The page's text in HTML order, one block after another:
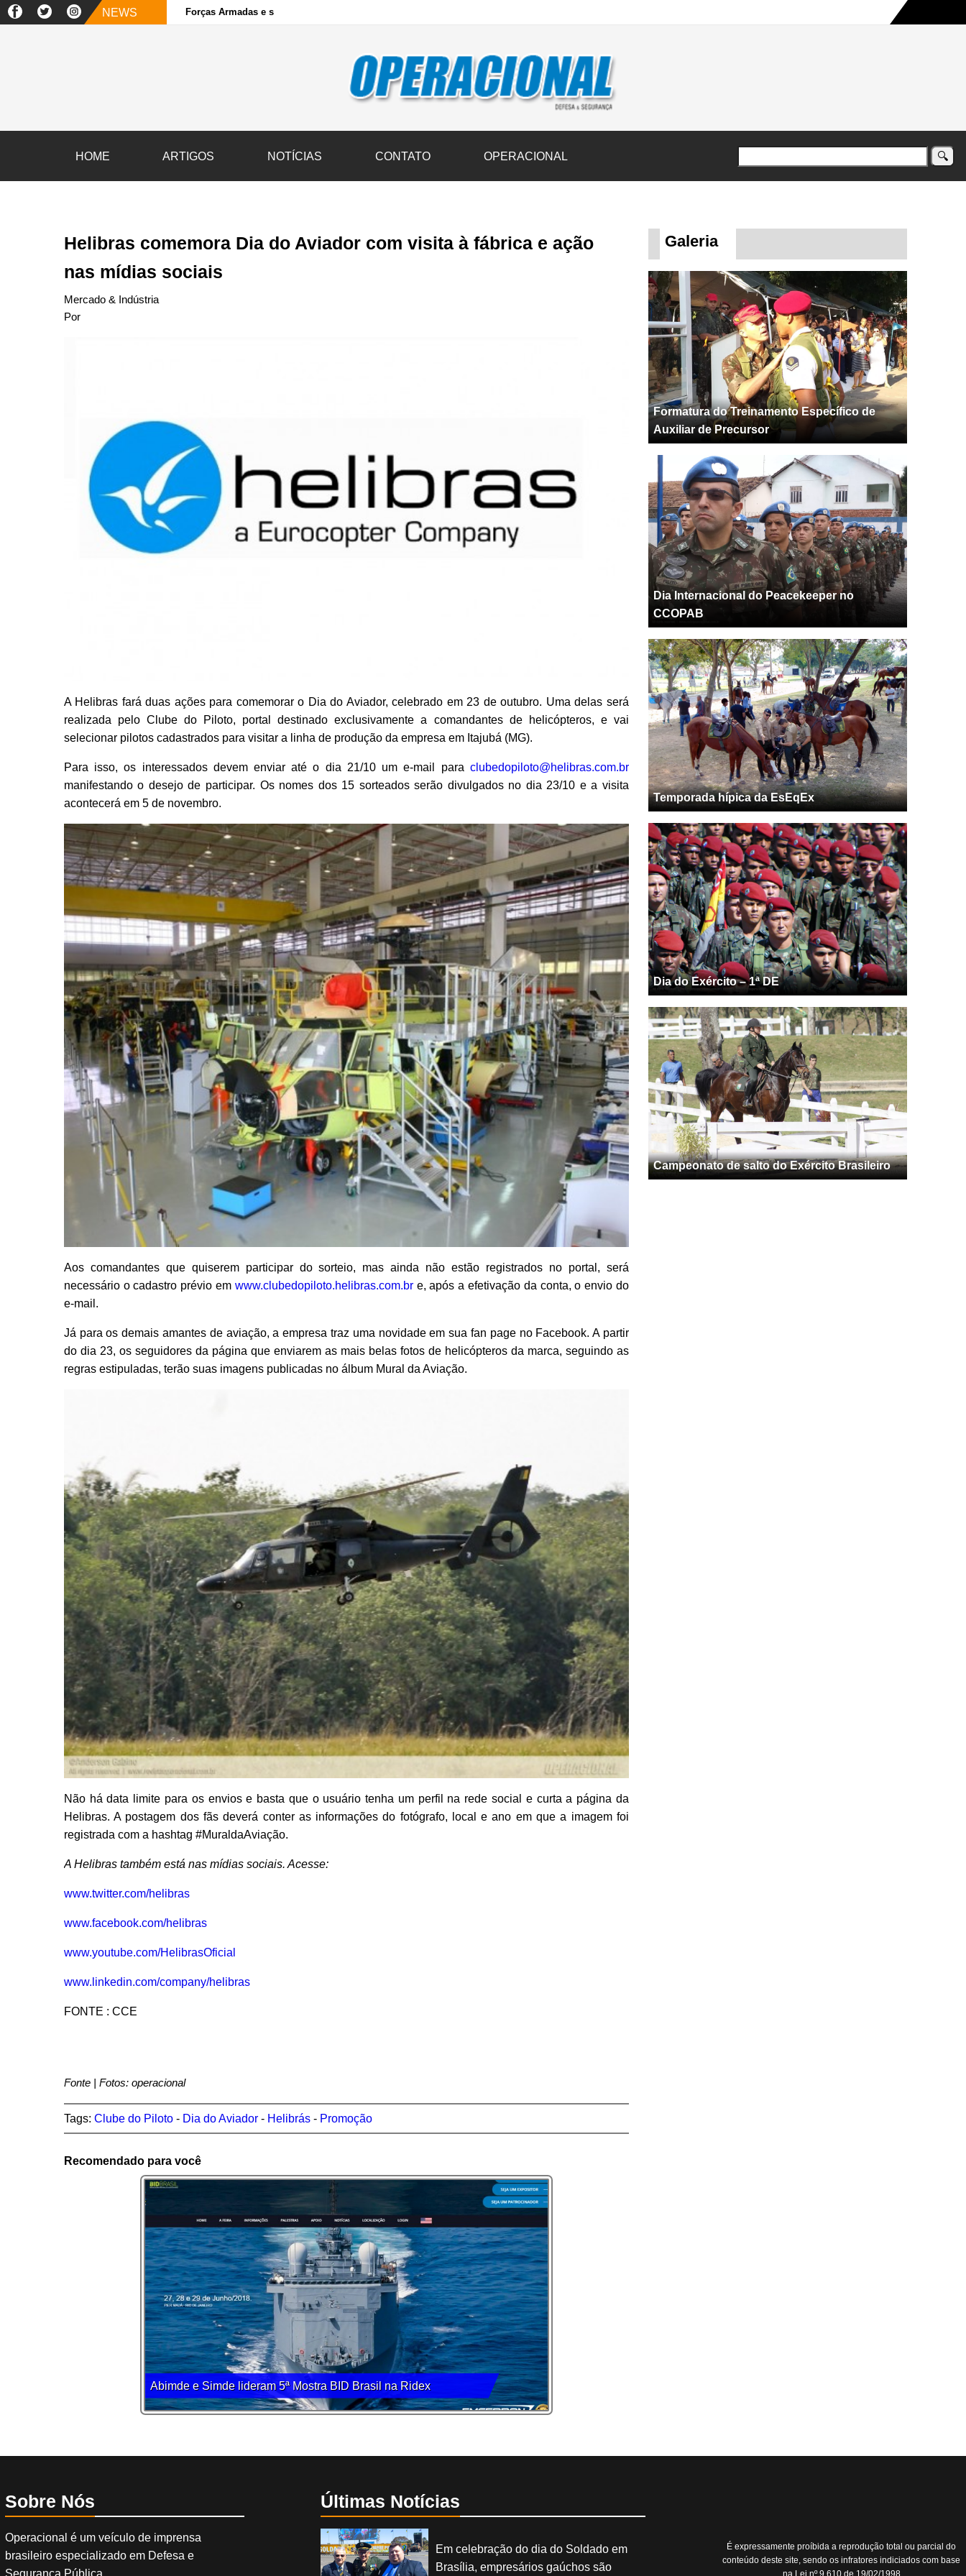
NEWS Forças Armadas e sociedade civil transportam 3,6 mil toneladas de donativos ao Rio Grande do Sul na maior campanha humanitária já registrada no país
HOME ARTIGOS NOTÍCIAS CONTATO OPERACIONAL
Helibras comemora Dia do Aviador com visita à fábrica e ação
nas mídias sociais
Mercado & Indústria
Por
A Helibras fará duas ações para comemorar o Dia do Aviador, celebrado em 23 de outubro. Uma delas será
realizada pelo Clube do Piloto, portal destinado exclusivamente a comandantes de helicópteros, e vai
selecionar pilotos cadastrados para visitar a linha de produção da empresa em Itajubá (MG).
Para isso, os interessados devem enviar até o dia 21/10 um e-mail para clubedopiloto@helibras.com.br
manifestando o desejo de participar. Os nomes dos 15 sorteados serão divulgados no dia 23/10 e a visita
acontecerá em 5 de novembro.
Aos comandantes que quiserem participar do sorteio, mas ainda não estão registrados no portal, será
necessário o cadastro prévio em www.clubedopiloto.helibras.com.bre, após a efetivação da conta, o envio do
e-mail.
Já para os demais amantes de aviação, a empresa traz uma novidade em sua fan page no Facebook. A partir
do dia 23, os seguidores da página que enviarem as mais belas fotos de helicópteros da marca, seguindo as
regras estipuladas, terão suas imagens publicadas no álbum Mural da Aviação.
Não há data limite para os envios e basta que o usuário tenha um perfil na rede social e curta a página da
Helibras. A postagem dos fãs deverá conter as informações do fotógrafo, local e ano em que a imagem foi
registrada com a hashtag #MuraldaAviação.
A Helibras também está nas mídias sociais. Acesse:
www.twitter.com/helibras
www.facebook.com/helibras
www.youtube.com/HelibrasOficial
www.linkedin.com/company/helibras
FONTE : CCE
Fonte | Fotos: operacional
Tags: Clube do Piloto- Dia do Aviador- Helibrás- Promoção
Recomendado para você
Abimde e Simde lideram 5ª Mostra BID Brasil na Ridex
Galeria
Formatura do Treinamento Específico de
Auxiliar de Precursor
Dia Internacional do Peacekeeper no
CCOPAB
Temporada hípica da EsEqEx
Dia do Exército – 1ª DE
Campeonato de salto do Exército Brasileiro
Sobre Nós
Operacional é um veículo de imprensa
brasileiro especializado em Defesa e
Segurança Pública.
Últimas Notícias
Em celebração do dia do Soldado em
Brasília, empresários gaúchos são
É expressamente proíbida a reprodução total ou parcial do
conteúdo deste site, sendo os infratores indiciados com base
na Lei nº 9.610 de 19/02/1998